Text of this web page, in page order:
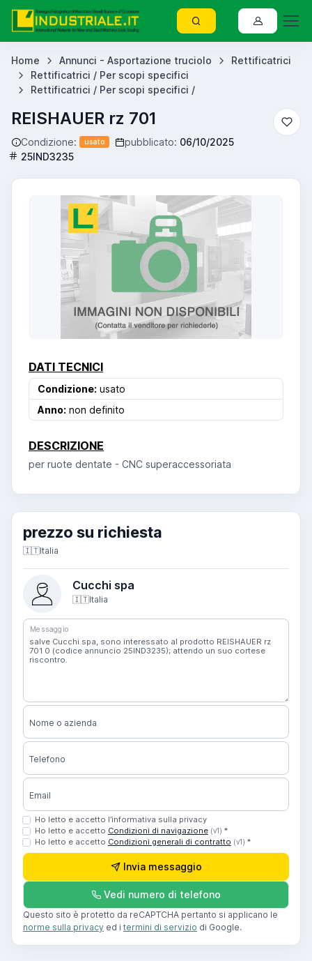
Home Annunci - Asportazione truciolo
Rettificatrici
Rettificatrici / Per scopi specifici
Rettificatrici / Per scopi specifici /
REISHAUER rz 701
Condizione: usato pubblicato: 06/10/2025
25IND3235
DATI TECNICI
Condizione: usato
Anno: non definito
DESCRIZIONE
per ruote dentate - CNC superaccessoriata
prezzo su richiesta
🇮🇹Italia
Cucchi spa
🇮🇹Italia
Messaggio
Nome o azienda
Telefono
Email
Ho letto e accetto l’informativa sulla privacy
Ho letto e accetto Condizioni di navigazione (v1) *
Ho letto e accetto Condizioni generali di contratto (v1) *
Invia messaggio
Vedi numero di telefono
Questo sito è protetto da reCAPTCHA pertanto si applicano le
norme sulla privacy ed i termini di servizio di Google.